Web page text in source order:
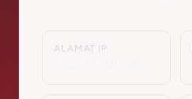
ALAMAT IP